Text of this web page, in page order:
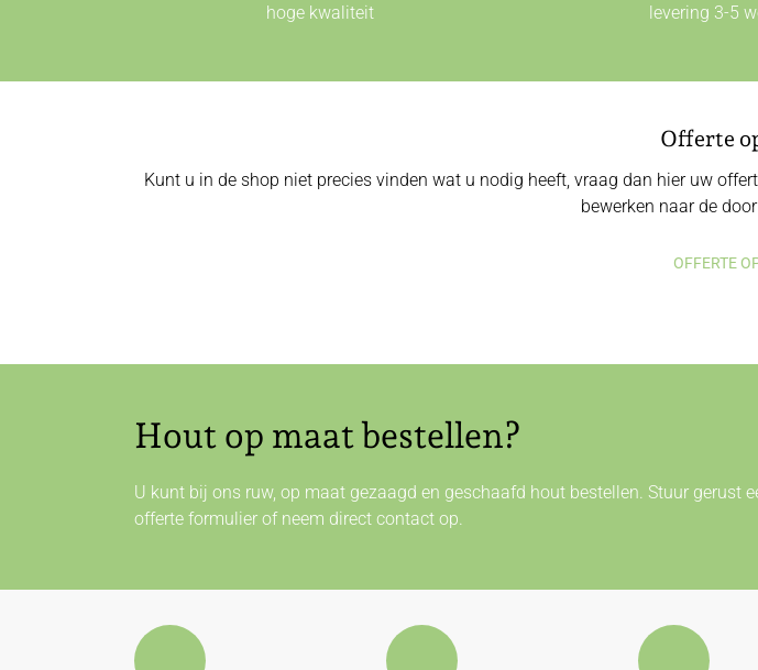
hoge kwaliteit levering 3-5
Offerte
Kunt u in de shop niet precies vinden wat u nodig heeft, vraag dan hier uw
bewerken naar de
OFFERTE
Hout op maat bestellen?
U kunt bij ons ruw, op maat gezaagd en geschaafd hout bestellen. Stuur gerust
offerte formulier of neem direct contactop.